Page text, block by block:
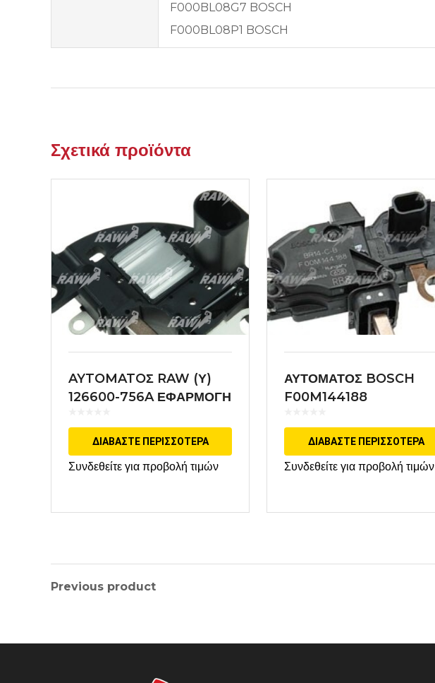
F000BL08G7 BOSCH
F000BL08P1 BOSCH
Σχετικά προϊόντα
AYTOMATOΣ RAW (Υ)
126600-756A ΕΦΑΡΜΟΓΗ
ΔΙΑΒΆΣΤΕ ΠΕΡΙΣΣΌΤΕΡΑ
Συνδεθείτε για προβολή τιμών
ΑΥΤΟΜΑΤΟΣ BOSCH
F00M144188
ΔΙΑΒΆΣΤΕ ΠΕΡΙΣΣΌΤΕΡΑ
Συνδεθείτε για προβολή τιμών
Previous product